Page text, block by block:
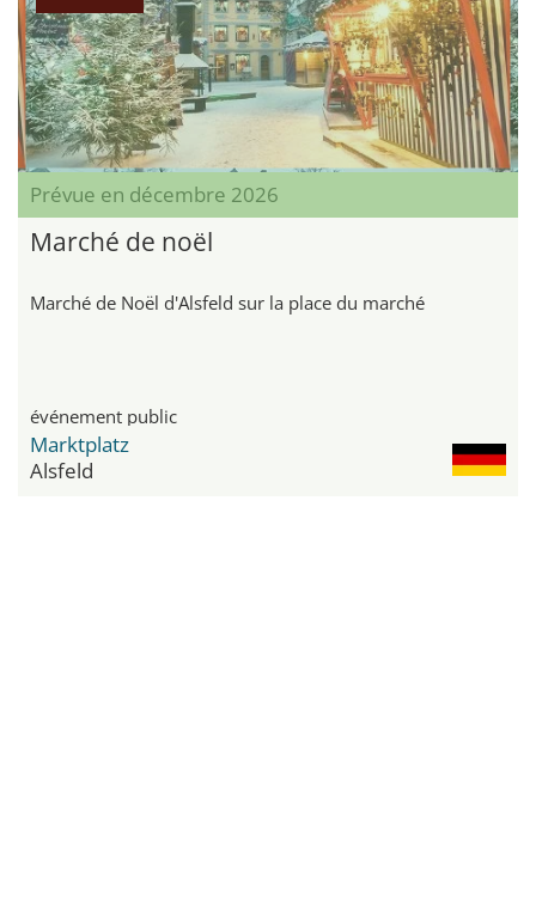
Prévue en décembre 2026
Marché de noël
Marché de Noël d'Alsfeld sur la place du marché
événement public
Marktplatz
Alsfeld